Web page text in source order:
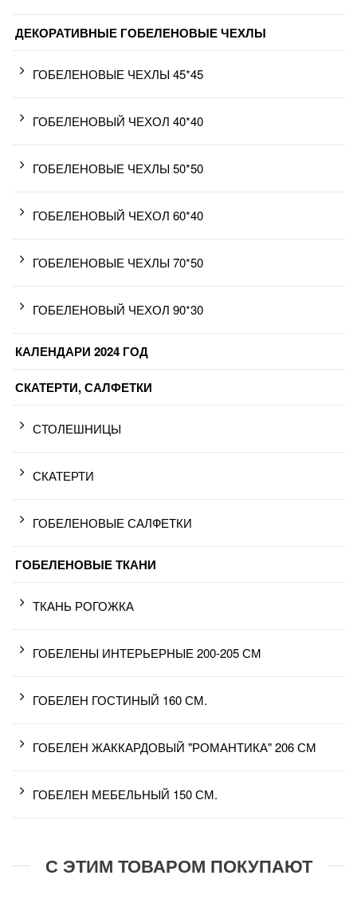
ДЕКОРАТИВНЫЕ ГОБЕЛЕНОВЫЕ ЧЕХЛЫ
ГОБЕЛЕНОВЫЕ ЧЕХЛЫ 45*45
ГОБЕЛЕНОВЫЙ ЧЕХОЛ 40*40
ГОБЕЛЕНОВЫЕ ЧЕХЛЫ 50*50
ГОБЕЛЕНОВЫЙ ЧЕХОЛ 60*40
ГОБЕЛЕНОВЫЕ ЧЕХЛЫ 70*50
ГОБЕЛЕНОВЫЙ ЧЕХОЛ 90*30
КАЛЕНДАРИ 2024 ГОД
СКАТЕРТИ, САЛФЕТКИ
СТОЛЕШНИЦЫ
СКАТЕРТИ
ГОБЕЛЕНОВЫЕ САЛФЕТКИ
ГОБЕЛЕНОВЫЕ ТКАНИ
ТКАНЬ РОГОЖКА
ГОБЕЛЕНЫ ИНТЕРЬЕРНЫЕ 200-205 СМ
ГОБЕЛЕН ГОСТИНЫЙ 160 СМ.
ГОБЕЛЕН ЖАККАРДОВЫЙ "РОМАНТИКА" 206 СМ
ГОБЕЛЕН МЕБЕЛЬНЫЙ 150 СМ.
С ЭТИМ ТОВАРОМ ПОКУПАЮТ